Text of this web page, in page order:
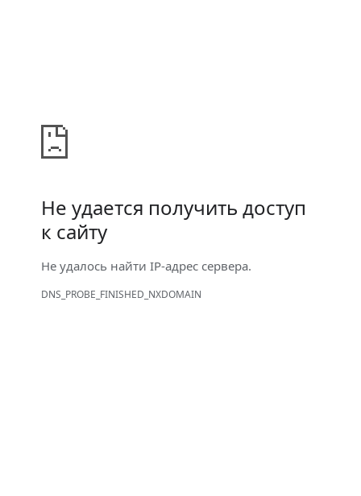
Не удается получить доступ
к сайту
Не удалось найти IP-адрес сервера.
DNS_PROBE_FINISHED_NXDOMAIN